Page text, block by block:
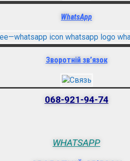
WhatsApp
Зворотній зв’язок
068-921-94-74
WHATSAPP